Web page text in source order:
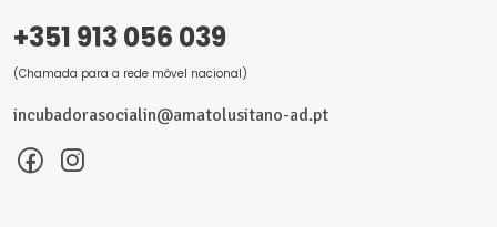
+351 913 056 039
(Chamada para a rede móvel nacional)
incubadorasocialin@amatolusitano-ad.pt